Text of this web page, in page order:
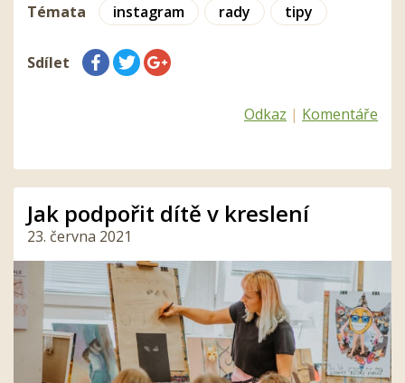
Témata instagram rady tipy
Sdílet
Odkaz | Komentáře
Jak podpořit dítě v kreslení
23. června 2021